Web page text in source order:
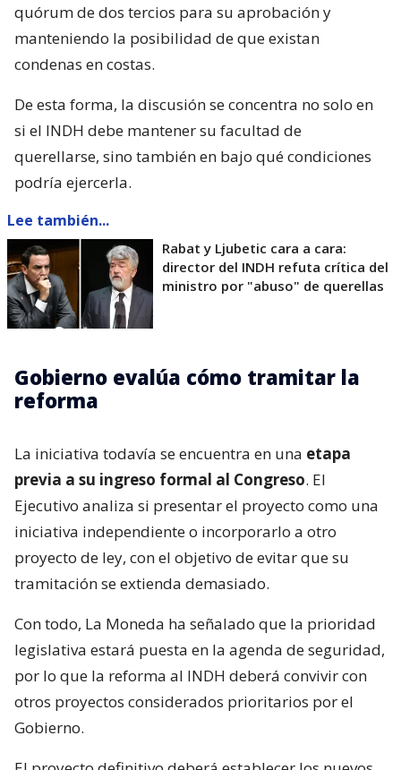
quórum de dos tercios para su aprobación y
manteniendo la posibilidad de que existan
condenas en costas.
De esta forma, la discusión se concentra no solo en
si el INDH debe mantener su facultad de
querellarse, sino también en bajo qué condiciones
podría ejercerla.
Lee también...
Rabat y Ljubetic cara a cara:
director del INDH refuta crítica del
ministro por "abuso" de querellas
Gobierno evalúa cómo tramitar la
reforma
La iniciativa todavía se encuentra en una etapa
previa a su ingreso formal al Congreso. El
Ejecutivo analiza si presentar el proyecto como una
iniciativa independiente o incorporarlo a otro
proyecto de ley, con el objetivo de evitar que su
tramitación se extienda demasiado.
Con todo, La Moneda ha señalado que la prioridad
legislativa estará puesta en la agenda de seguridad,
por lo que la reforma al INDH deberá convivir con
otros proyectos considerados prioritarios por el
Gobierno.